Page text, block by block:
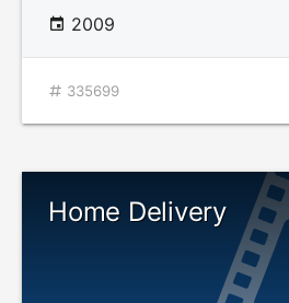
2009
335699
Home Delivery